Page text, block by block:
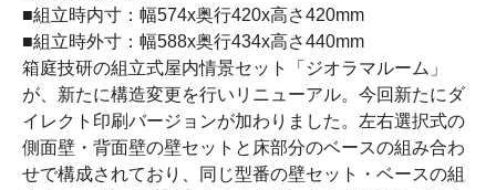
■組立時内寸：幅574x奥行420x高さ420mm
■組立時外寸：幅588x奥行434x高さ440mm
箱庭技研の組立式屋内情景セット「ジオラマルーム」
が、新たに構造変更を行いリニューアル。今回新たにダ
イレクト印刷バージョンが加わりました。左右選択式の
側面壁・背面壁の壁セットと床部分のベースの組み合わ
せで構成されており、同じ型番の壁セット・ベースの組